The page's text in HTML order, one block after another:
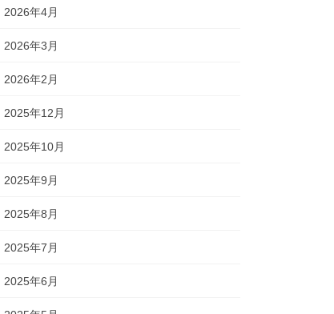
2026年4月
2026年3月
2026年2月
2025年12月
2025年10月
2025年9月
2025年8月
2025年7月
2025年6月